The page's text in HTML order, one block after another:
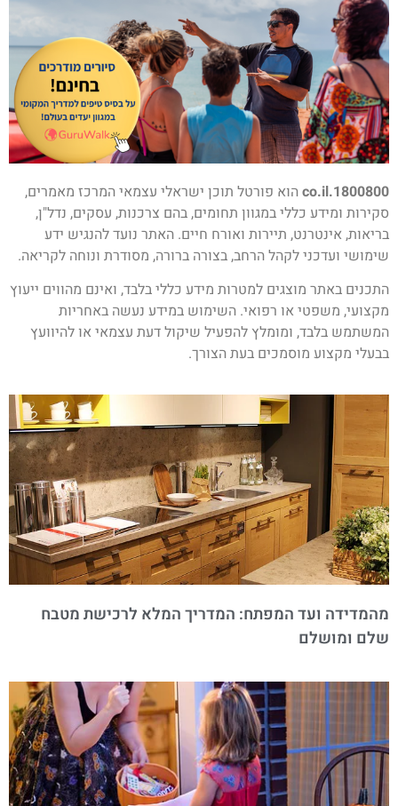
1800800.co.il
הוא פורטל תוכן ישראלי עצמאי המרכז מאמרים,
סקירות ומידע כללי במגוון תחומים, בהם צרכנות, עסקים, נדל"ן,
בריאות, אינטרנט, תיירות ואורח חיים. האתר נועד להנגיש ידע
שימושי ועדכני לקהל הרחב, בצורה ברורה, מסודרת ונוחה לקריאה.
התכנים באתר מוצגים למטרות מידע כללי בלבד, ואינם מהווים ייעוץ
מקצועי, משפטי או רפואי. השימוש במידע נעשה באחריות
המשתמש בלבד, ומומלץ להפעיל שיקול דעת עצמאי או להיוועץ
בבעלי מקצוע מוסמכים בעת הצורך.
מהמדידה ועד המפתח: המדריך המלא לרכישת מטבח
שלם ומושלם